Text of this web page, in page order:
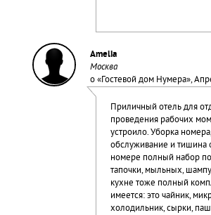
Amelia
Москва
о «Гостевой дом Нумера»,
Приличный отель для
проведения рабочих
устроило. Уборка
обслуживание и тишина
номере полный набор
тапочки, мыльных,
кухне тоже полный
имеется: это чайник,
холодильник, сырки,